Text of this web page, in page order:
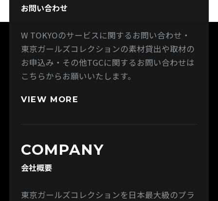
お問い合わせ
W TOKYOのサービスに関するお問い合わせ・
東京ガールズコレクションの素材貸出や取材の
お申込み・その他TGCに関するお問い合わせは
こちらからお願いいたします。
VIEW MORE
COMPANY
会社概要
東京ガールズコレクションを日本最大級のプラ